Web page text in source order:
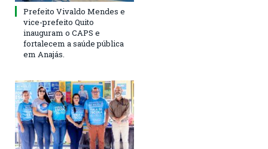
Prefeito Vivaldo Mendes e
vice-prefeito Quito
inauguram o CAPS e
fortalecem a saúde pública
em Anajás.